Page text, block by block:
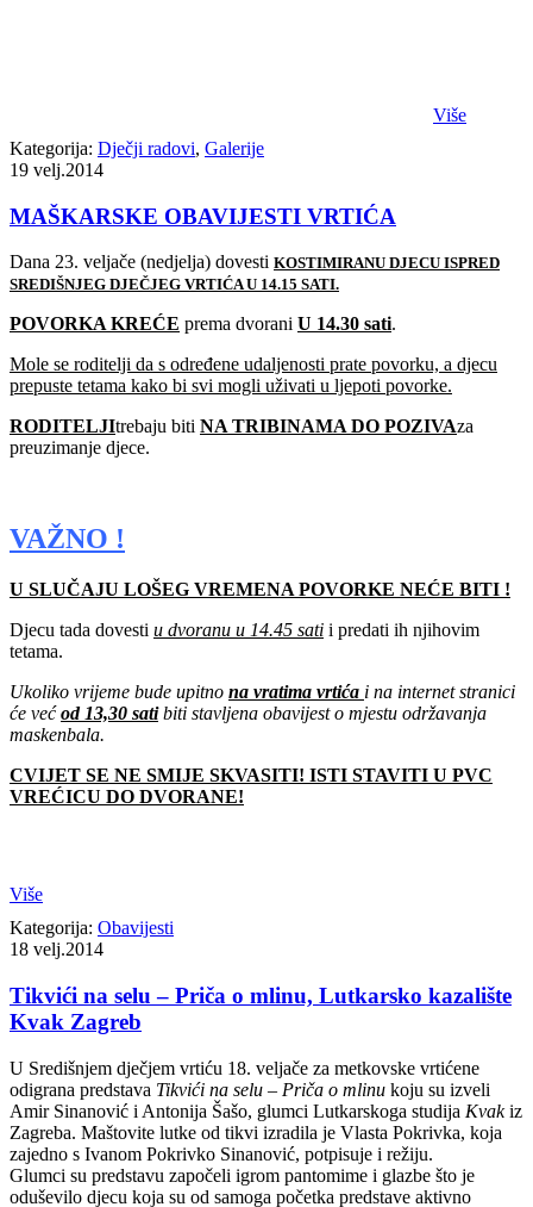
Više
Kategorija: Dječji radovi, Galerije
19 velj.2014
MAŠKARSKE OBAVIJESTI VRTIĆA
Dana 23. veljače (nedjelja) dovesti KOSTIMIRANU DJECU ISPRED
SREDIŠNJEG DJEČJEG VRTIĆA U 14.15 SATI.
POVORKA KREĆE prema dvorani U 14.30 sati.
Mole se roditelji da s određene udaljenosti prate povorku, a djecu
prepuste tetama kako bi svi mogli uživati u ljepoti povorke.
RODITELJItrebaju biti NA TRIBINAMA DO POZIVAza
preuzimanje djece.
VAŽNO !
U SLUČAJU LOŠEG VREMENA POVORKE NEĆE BITI !
Djecu tada dovesti u dvoranu u 14.45 sati i predati ih njihovim
tetama.
Ukoliko vrijeme bude upitno na vratima vrtića i na internet stranici
će većod 13,30 satibiti stavljena obavijest o mjestu održavanja
maskenbala.
CVIJET SE NE SMIJE SKVASITI! ISTI STAVITI U PVC
VREĆICU DO DVORANE!
Više
Kategorija: Obavijesti
18 velj.2014
Tikvići na selu – Priča o mlinu, Lutkarsko kazalište
Kvak Zagreb
U Središnjem dječjem vrtiću 18. veljače za metkovske vrtićene
odigrana predstava Tikvići na selu – Priča o mlinu koju su izveli
Amir Sinanović i Antonija Šašo, glumci Lutkarskoga studija Kvakiz
Zagreba. Maštovite lutke od tikvi izradila je Vlasta Pokrivka, koja
zajedno s Ivanom Pokrivko Sinanović, potpisuje i režiju.
Glumci su predstavu započeli igrom pantomime i glazbe što je
oduševilo djecu koja su od samoga početka predstave aktivno